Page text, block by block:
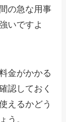
の急な用事
いですよ
金がかかる
認しておく
えるかどう
う。